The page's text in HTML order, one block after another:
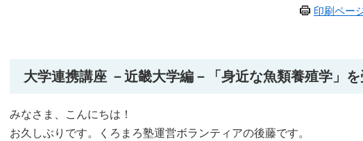
印刷ペー
大学連携講座 －近畿大学編－「身近な魚類養殖学」を
みなさま、こんにちは！
お久しぶりです。くろまろ塾運営ボランティアの後藤です。